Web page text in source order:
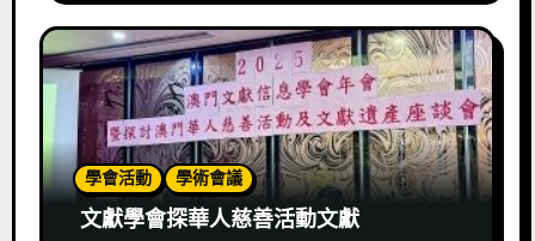
學會活動 學術會議
文獻學會探華人慈善活動文獻